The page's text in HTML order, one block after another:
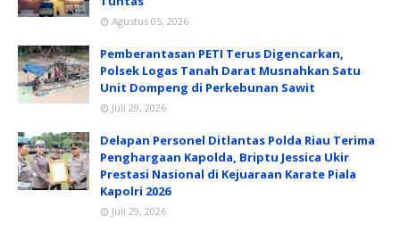
Agustus 05, 2026
Pemberantasan PETI Terus Digencarkan,
Polsek Logas Tanah Darat Musnahkan Satu
Unit Dompeng di Perkebunan Sawit
Juli 29, 2026
Delapan Personel Ditlantas Polda Riau Terima
Penghargaan Kapolda, Briptu Jessica Ukir
Prestasi Nasional di Kejuaraan Karate Piala
Kapolri 2026
Juli 29, 2026